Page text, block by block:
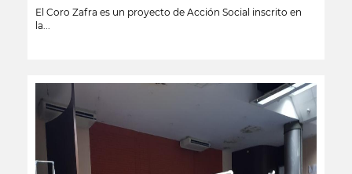
El Coro Zafra es un proyecto de Acción Social inscrito en
la...